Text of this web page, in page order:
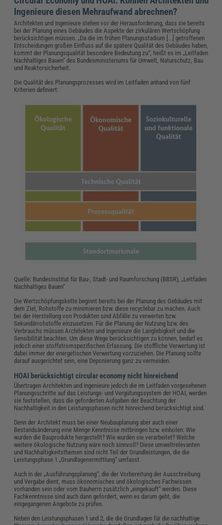
Ingenieure diesen Mehraufwand abrechnen?
Architekten und Ingenieure stehen vor der Herausforderung, dass sie bereits
bei der Planung eines Gebäudes die Aspekte der zirkulären Wertschöpfung
berücksichtigen müssen. „Da die im frühen Planungsstadium [...] getroffenen
Entscheidungen großen Einfluss auf die spätere Qualität des Gebäudes haben,
kommt der Planungsqualität besondere Bedeutung zu“, heißt es im „Leitfaden
Nachhaltiges Bauen“ des Bundesministeriums für Umwelt, Naturschutz, Bau
und Reaktorsicherheit.
Die Qualität des Planungsprozesses wird im Leitfaden anhand von fünf
Kriterien definiert:
Quelle: Bundesinstitut für Bau-, Stadt- und Raumforschung (BBSR), „Leitfaden
Nachhaltiges Bauen“
Die Wertschöpfungskette beginnt bereits bei der Planung des Gebäudes mit
dem Ziel, Rohstoffe zu minimieren bzw. diese recyclebar zu machen. Auch
bei der Herstellung von Produkten sind Abfälle zu verwerten bzw.
Sekundärrohstoffe einzusetzen. Für die Planung der Nutzung bzw. des
Verbrauchs müssen Architekten und Ingenieure die Langlebigkeit und die
Sensibilität beachten. Um diese Wege berücksichtigen zu können, bedarf es
jedoch einer stoffstromspezifischen Erfassung. Die stoffliche Verwertung ist
dabei immer der energetischen Verwertung vorzuziehen. Die Planung sollte
darauf ausgerichtet sein, eine Deponierung ganz zu vermeiden.
HOAI berücksichtigt circular economy nicht hinreichend
Übertragen Architekten und Ingenieure jedoch die im Leitfaden vorgesehenen
Planungsschritte auf das Leistungs- und Vergütungssystem der HOAI, werden
sie feststellen, dass die geforderten Aufgaben der Beachtung der
Nachhaltigkeit in den Leistungsphasen nicht hinreichend berücksichtigt sind.
Denn der Architekt muss bei einer Neubauplanung aber auch einer
Bestandsänderung eine Menge Kenntnisse mitbringen bzw. einholen: Wie
wurden die Bauprodukte hergestellt? Wie wurden sie verarbeitet? Welche
weitere ökologische Nutzung wäre noch sinnvoll? Diese umweltrelevanten
und Nachhaltigkeitsthemen sind nicht Teil der Grundleistungen, die die
Leistungsphase 1 „Grundlagenermittlung“ umfasst.
Auch in der „Ausführungsplanung“, die der Vorbereitung der Ausschreibung
und Vergabe dient, muss ökonomisches und ökologisches Fachwissen
vorhanden sein oder vom Bauherrn zusätzlich „eingekauft“ werden. Diese
Fachkenntnisse sind auch dann gefordert, wenn es darum geht, die
eingegangenen Angebote zu prüfen.
Neben den Leistungsphasen 1 und 2, die die Grundlagen für die nachhaltige